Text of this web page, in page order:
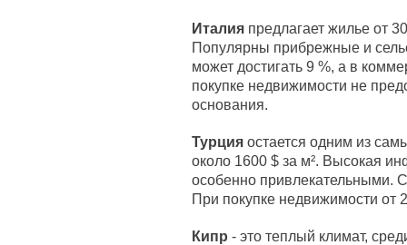
Италия предлагает жилье от
Популярны прибрежные и
может достигать 9 %, а в
покупке недвижимости не
основания.
Турция остается одним из
около 1600 $ за м². Высокая
особенно привлекательными.
При покупке недвижимости
Кипр - это теплый климат,